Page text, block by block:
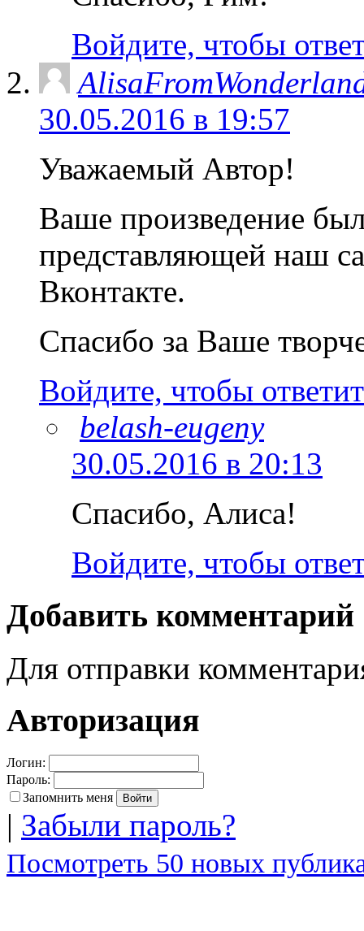
Войдите, чтобы
30.05.2016 в 19:57
Уважаемый Автор!
Ваше произведение
представляющей наш
Вконтакте.
Спасибо за Ваше
Войдите, чтобы
belash-eugeny
30.05.2016 в 20:13
Спасибо, Алиса!
Войдите, чтобы
Добавить комментарий
Для отправки
Авторизация
Логин:
Пароль:
Запомнить меня
| Забыли пароль?
Посмотреть 50 новых